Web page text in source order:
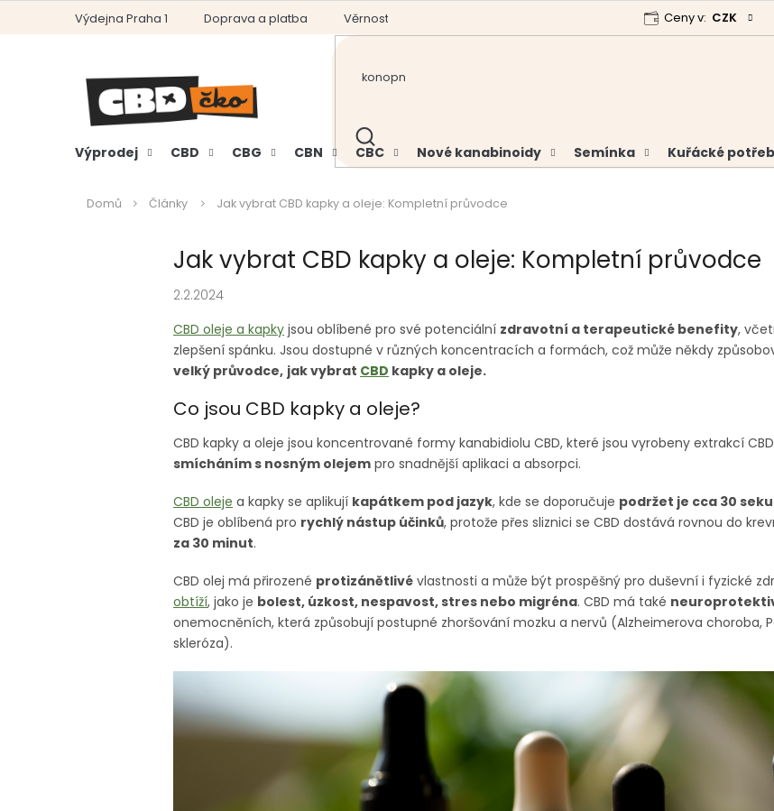
Výdejna Praha 1 Doprava a platba Věrnostní program Analýzy a certifikáty
Ceny v: CZK
HLEDAT
Výprodej CBD CBG CBN CBC Nové kanabinoidy Semínka Kuřácké
Domů Články Jak vybrat CBD kapky a oleje: Kompletní průvodce
Jak vybrat CBD kapky a oleje: Kompletní průvodce
2.2.2024
CBD oleje a kapky jsou oblíbené pro své potenciální zdravotní a terapeutické benefity,
zlepšení spánku. Jsou dostupné v různých koncentracích a formách, což může někdy
velký průvodce, jak vybrat CBD kapky a oleje.
Co jsou CBD kapky a oleje?
CBD kapky a oleje jsou koncentrované formy kanabidiolu CBD, které jsou vyrobeny extrakcí
smícháním s nosným olejem pro snadnější aplikaci a absorpci.
CBD oleje a kapky se aplikují kapátkem pod jazyk, kde se doporučuje podržet je cca 30
CBD je oblíbená pro rychlý nástup účinků, protože přes sliznici se CBD dostává rovnou do
za 30 minut.
CBD olej má přirozené protizánětlivé vlastnosti a může být prospěšný pro duševní i fyzické
obtíží, jako je bolest, úzkost, nespavost, stres nebo migréna. CBD má také
onemocněních, která způsobují postupné zhoršování mozku a nervů (Alzheimerova choroba,
skleróza).